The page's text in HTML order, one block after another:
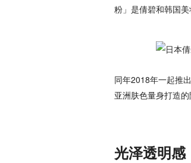
粉」是倩碧和韩国美
同年2018年一起推
亚洲肤色量身打造
光泽透明感